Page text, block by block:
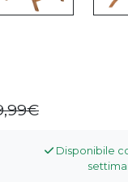
Disponibile